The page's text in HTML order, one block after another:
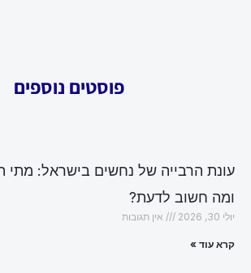
פוסטים נוספים
עונת הרבייה של נחשים בישראל: מתי
ומה חשוב לדעת?
יולי 30, 2026 אין תגובות
קרא עוד »